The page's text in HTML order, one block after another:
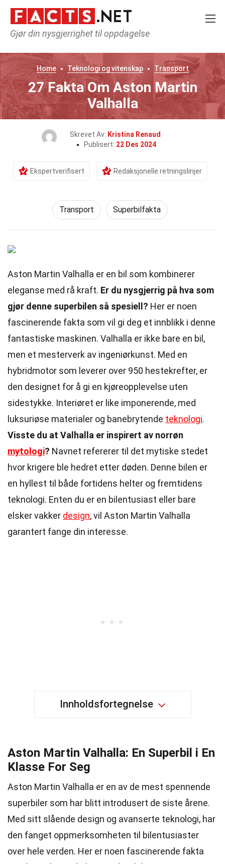
Gjør din nysgjerrighet til oppdagelse
Home Teknologi og vitenskap Transport
27 Fakta Om Aston Martin
Valhalla
Skrevet Av: Kristina Renaud
Publisert: 22 Des 2024
Ekspertverifisert Redaksjonelle retningslinjer
Transport Superbilfakta
Aston Martin Valhalla er en bil som kombinerer
eleganse med rå kraft. Er du nysgjerrig på hva som
gjør denne superbilen så spesiell? Her er noen
fascinerende fakta som vil gi deg et innblikk i denne
fantastiske maskinen. Valhalla er ikke bare en bil,
men et mesterverk av ingeniørkunst. Med en
hybridmotor som leverer over 950 hestekrefter, er
den designet for å gi en kjøreopplevelse uten
sidestykke. Interiøret er like imponerende, med
luksuriøse materialer og banebrytende teknologi.
Visste du at Valhalla er inspirert av norrøn
mytologi? Navnet refererer til det mytiske stedet
hvor krigere ble hedret etter døden. Denne bilen er
en hyllest til både fortidens helter og fremtidens
teknologi. Enten du er en bilentusiast eller bare
elsker vakker design, vil Aston Martin Valhalla
garantert fange din interesse.
Innholdsfortegnelse
Aston Martin Valhalla: En Superbil i En
Klasse For Seg
Aston Martin Valhalla er en av de mest spennende
superbiler som har blitt introdusert de siste årene.
Med sitt slående design og avanserte teknologi, har
den fanget oppmerksomheten til bilentusiaster
over hele verden. Her er noen fascinerende fakta